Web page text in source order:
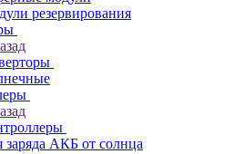
резервирования
заряда АКБ от солнца